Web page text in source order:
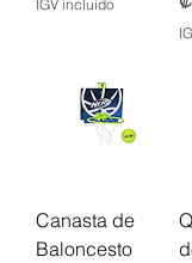
IGV incluido
Canasta de
Baloncesto